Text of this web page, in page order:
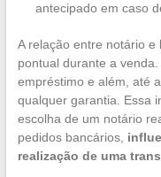
antecipado em caso
A relação entre notário
pontual durante a
empréstimo e além, até
qualquer garantia. Essa
escolha de um notário
pedidos bancários,
realização de uma